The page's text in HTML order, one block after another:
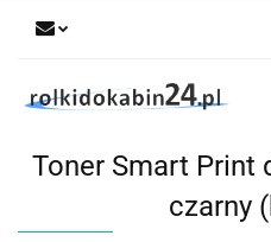
Toner Smart Print
czarny